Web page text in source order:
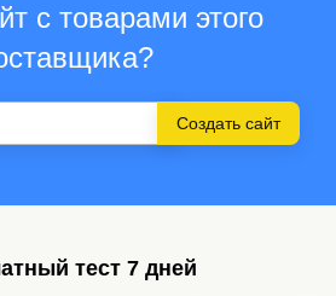
с товарами этого
Создать сайт
тест 7 дней